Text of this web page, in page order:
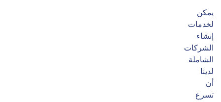
يمكن
لخدمات
إنشاء
الشركات
الشاملة
لدينا
أن
تسرع